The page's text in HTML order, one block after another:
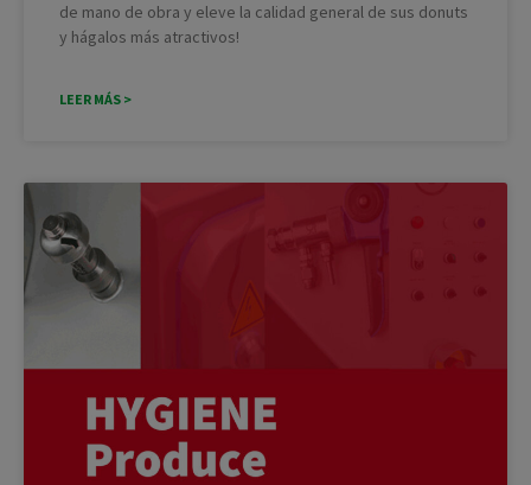
de mano de obra y eleve la calidad general de sus donuts
y hágalos más atractivos!
LEER MÁS >